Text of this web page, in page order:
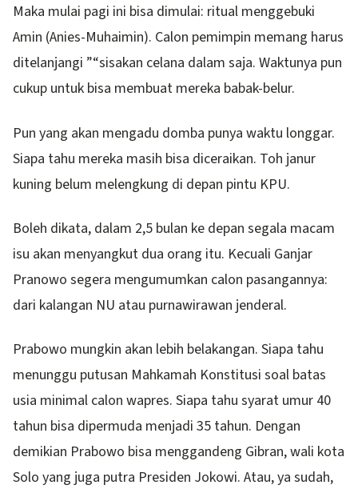
Maka mulai pagi ini bisa dimulai: ritual menggebuki
Amin (Anies-Muhaimin). Calon pemimpin memang harus
ditelanjangi ”“sisakan celana dalam saja. Waktunya pun
cukup untuk bisa membuat mereka babak-belur.
Pun yang akan mengadu domba punya waktu longgar.
Siapa tahu mereka masih bisa diceraikan. Toh janur
kuning belum melengkung di depan pintu KPU.
Boleh dikata, dalam 2,5 bulan ke depan segala macam
isu akan menyangkut dua orang itu. Kecuali Ganjar
Pranowo segera mengumumkan calon pasangannya:
dari kalangan NU atau purnawirawan jenderal.
Prabowo mungkin akan lebih belakangan. Siapa tahu
menunggu putusan Mahkamah Konstitusi soal batas
usia minimal calon wapres. Siapa tahu syarat umur 40
tahun bisa dipermuda menjadi 35 tahun. Dengan
demikian Prabowo bisa menggandeng Gibran, wali kota
Solo yang juga putra Presiden Jokowi. Atau, ya sudah,